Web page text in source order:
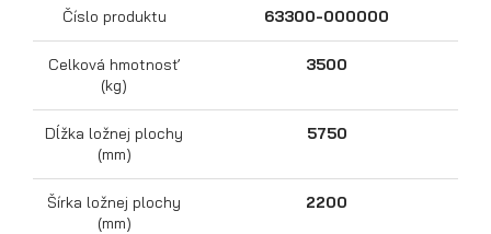
Číslo produktu 63300-000000
Celková hmotnosť
(kg)
3500
Dĺžka ložnej plochy
(mm)
5750
Šírka ložnej plochy
(mm)
2200